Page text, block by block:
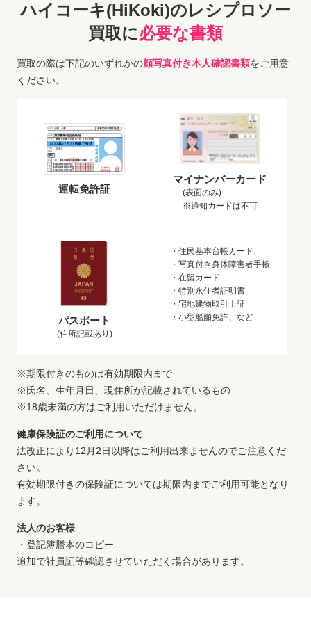
ハイコーキ(HiKoki)のレシプロソー
買取に必要な書類
買取の際は下記のいずれかの顔写真付き本人確認書類をご用意
ください。
運転免許証
マイナンバーカード
(表面のみ)
※通知カードは不可
パスポート
(住所記載あり)
・住民基本台帳カード
・写真付き身体障害者手帳
・在留カード
・特別永住者証明書
・宅地建物取引士証
・小型船舶免許、など
※期限付きのものは有効期限内まで
※氏名、生年月日、現住所が記載されているもの
※18歳未満の方はご利用いただけません。
健康保険証のご利用について
法改正により12月2日以降はご利用出来ませんのでご注意くだ
さい。
有効期限付きの保険証については期限内までご利用可能となり
ます。
法人のお客様
・登記簿謄本のコピー
追加で社員証等確認させていただく場合があります。